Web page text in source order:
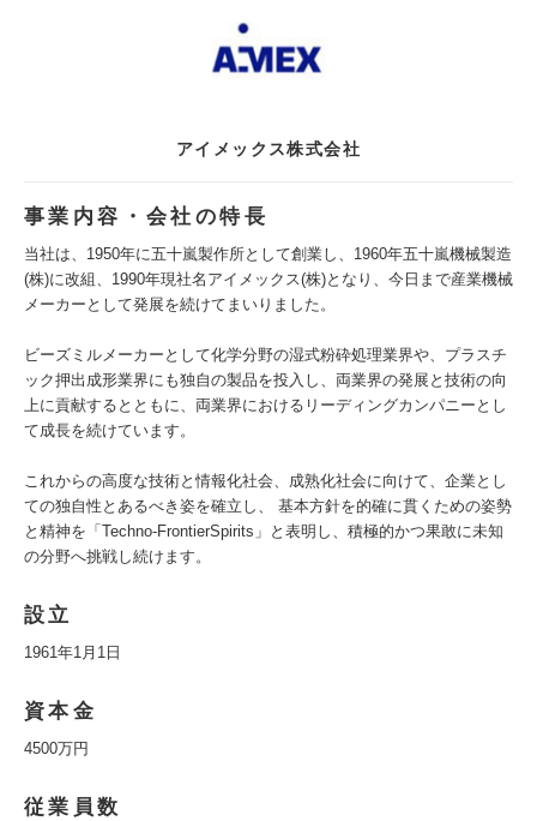
アイメックス株式会社
事業内容・会社の特長
当社は、1950年に五十嵐製作所として創業し、1960年五十嵐機械製造
(株)に改組、1990年現社名アイメックス(株)となり、今日まで産業機械
メーカーとして発展を続けてまいりました。
ビーズミルメーカーとして化学分野の湿式粉砕処理業界や、プラスチ
ック押出成形業界にも独自の製品を投入し、両業界の発展と技術の向
上に貢献するとともに、両業界におけるリーディングカンパニーとし
て成長を続けています。
これからの高度な技術と情報化社会、成熟化社会に向けて、企業とし
ての独自性とあるべき姿を確立し、 基本方針を的確に貫くための姿勢
と精神を「Techno-FrontierSpirits」と表明し、積極的かつ果敢に未知
の分野へ挑戦し続けます。
設立
1961年1月1日
資本金
4500万円
従業員数